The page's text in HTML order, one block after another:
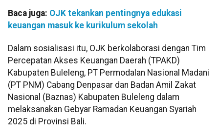
Baca juga: OJK tekankan pentingnya edukasi
keuangan masuk ke kurikulum sekolah
Dalam sosialisasi itu, OJK berkolaborasi dengan Tim
Percepatan Akses Keuangan Daerah (TPAKD)
Kabupaten Buleleng, PT Permodalan Nasional Madani
(PT PNM) Cabang Denpasar dan Badan Amil Zakat
Nasional (Baznas) Kabupaten Buleleng dalam
melaksanakan Gebyar Ramadan Keuangan Syariah
2025 di Provinsi Bali.